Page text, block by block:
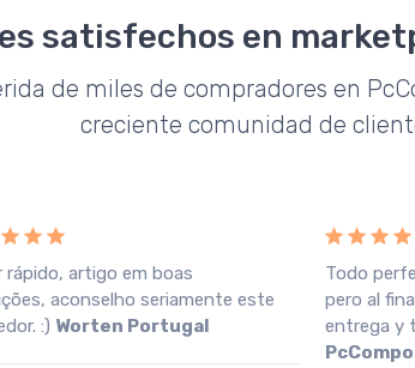
satisfechos en
de miles de compradores en
creciente comunidad de
rápido, artigo em boas
aconselho seriamente este
:) Worten Portugal
Todo
pero al
entrega y